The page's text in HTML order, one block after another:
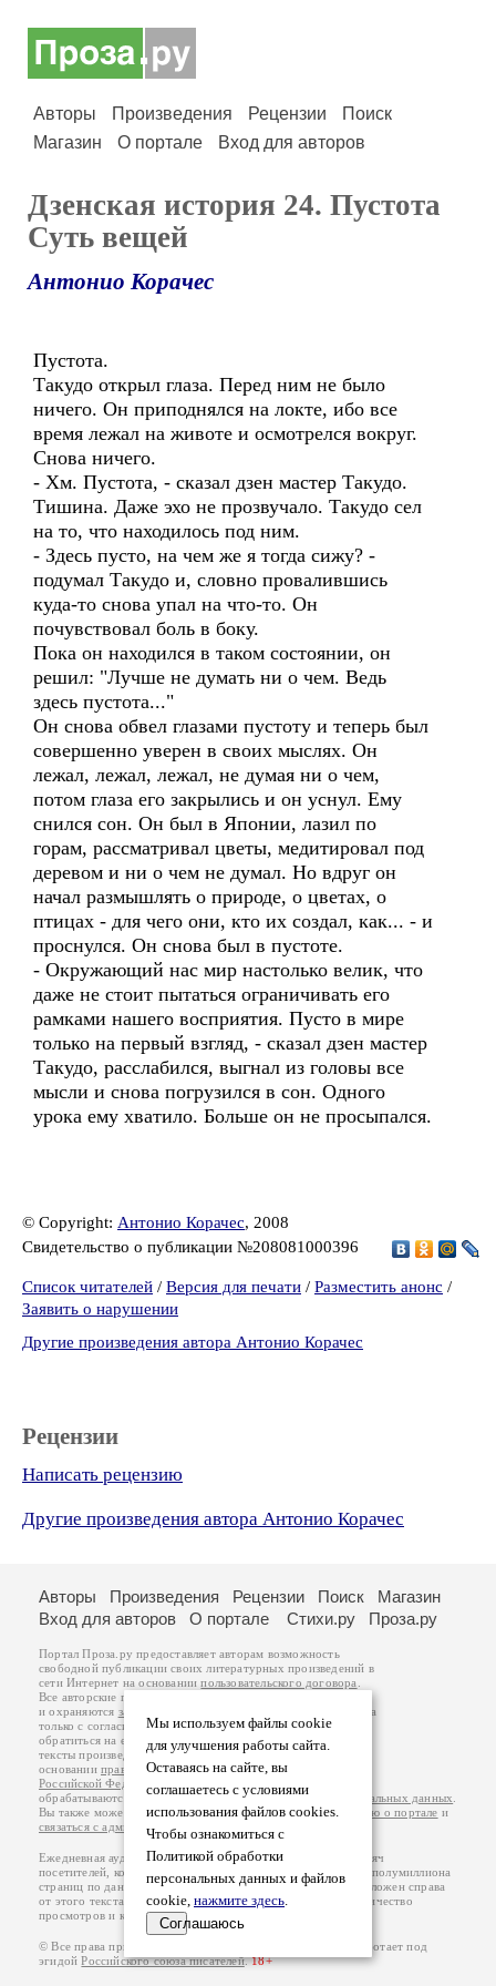
Авторы Произведения Рецензии
Поиск
Магазин
О портале Вход для авторов
Дзенская история 24. Пустота
Суть вещей
Антонио Корачес
Пустота.
Такудо открыл глаза. Перед ним не было
ничего. Он приподнялся на локте, ибо все
время лежал на животе и осмотрелся вокруг.
Снова ничего.
- Хм. Пустота, - сказал дзен мастер Такудо.
Тишина. Даже эхо не прозвучало. Такудо сел
на то, что находилось под ним.
- Здесь пусто, на чем же я тогда сижу? -
подумал Такудо и, словно провалившись
куда-то снова упал на что-то. Он
почувствовал боль в боку.
Пока он находился в таком состоянии, он
решил: "Лучше не думать ни о чем. Ведь
здесь пустота..."
Он снова обвел глазами пустоту и теперь был
совершенно уверен в своих мыслях. Он
лежал, лежал, лежал, не думая ни о чем,
потом глаза его закрылись и он уснул. Ему
снился сон. Он был в Японии, лазил по
горам, рассматривал цветы, медитировал под
деревом и ни о чем не думал. Но вдруг он
начал размышлять о природе, о цветах, о
птицах - для чего они, кто их создал, как... - и
проснулся. Он снова был в пустоте.
- Окружающий нас мир настолько велик, что
даже не стоит пытаться ограничивать его
рамками нашего восприятия. Пусто в мире
только на первый взгляд, - сказал дзен мастер
Такудо, расслабился, выгнал из головы все
мысли и снова погрузился в сон. Одного
урока ему хватило. Больше он не просыпался.
© Copyright: Антонио Корачес, 2008
Свидетельство о публикации №208081000396
Список читателей / Версия для печати / Разместить анонс /
Заявить о нарушении
Другие произведения автора Антонио Корачес
Рецензии
Написать рецензию
Другие произведения автора Антонио Корачес
Мы используем файлы cookie
для улучшения работы сайта.
Оставаясь на сайте, вы
соглашаетесь с условиями
использования файлов cookies.
Чтобы ознакомиться с
Политикой обработки
персональных данных и файлов
cookie, нажмите здесь.
Соглашаюсь
Авторы Произведения Рецензии Поиск
Магазин
Вход для авторов
О портале Стихи.ру Проза.ру
Портал Проза.ру предоставляет авторам возможность
свободной публикации своих литературных произведений в
сети Интернет на основаниипользовательского договора
Все авторские права на произведения принадлежат авторам
и охраняются законом
. Перепечатка произведений возможна
только с согласия его автора, к которому вы можете
обратиться на его авторской странице. Ответственность за
тексты произведений авторы несут самостоятельно на
основанииправил публикацииизаконодательства
Российской Федерации
обрабатываются на основанииПолитики обработки персональных данных
Вы также можете посмотреть более подробнуюинформацию о портале и
связаться с администрацией
Ежедневная аудитория портала Проза.ру – порядка 100 тысяч
посетителей, которые в общей сумме просматривают более полумиллиона
страниц по данным счетчика посещаемости, который расположен справа
от этого текста. В каждой графе указано по две цифры: количество
просмотров и количество посетителей.
© Все права принадлежат авторам, 2000-2026. Портал работает под
эгидойРоссийского союза писателей.18+